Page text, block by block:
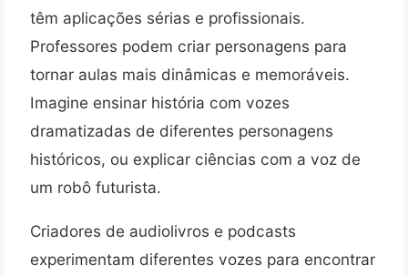
têm aplicações sérias e profissionais.
Professores podem criar personagens para
tornar aulas mais dinâmicas e memoráveis.
Imagine ensinar história com vozes
dramatizadas de diferentes personagens
históricos, ou explicar ciências com a voz de
um robô futurista.
Criadores de audiolivros e podcasts
experimentam diferentes vozes para encontrar